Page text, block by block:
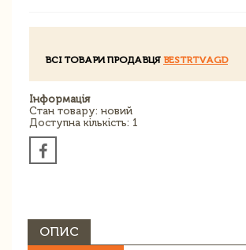
ВСІ ТОВАРИ ПРОДАВЦЯ BESTRTVAGD
Інформація
Стан товару: новий
Доступна кількість: 1
ОПИС